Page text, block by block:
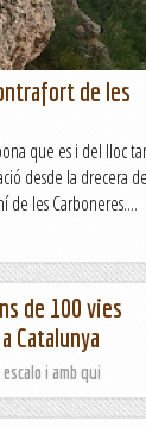
de les
que es i del lloc
desde la drecera
de les Carboneres....
de 100 vies
Catalunya
i amb qui